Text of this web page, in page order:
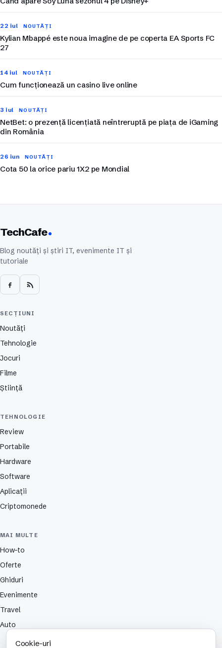
22 iul NOUTĂȚI
Kylian Mbappé este noua imagine de pe coperta EA Sports FC
27
14 iul NOUTĂȚI
Cum funcționează un casino live online
3 iul NOUTĂȚI
NetBet: o prezență licențiată neîntreruptă pe piața de iGaming
din România
26 iun NOUTĂȚI
Cota 50 la orice pariu 1X2 pe Mondial
TechCafe
Blog noutăți și știri IT, evenimente IT și
tutoriale
SECȚIUNI
Noutăți
Tehnologie
Jocuri
Filme
Știință
TEHNOLOGIE
Review
Portabile
Hardware
Software
Aplicații
Criptomonede
MAI MULTE
How-to
Oferte
Ghiduri
Evenimente
Travel
Auto
Cookie-uri